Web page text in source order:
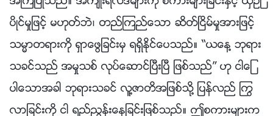
ပိဳင္မႈျဖင့္ မဟုတ္ဘဲ၊ တည္ၾကည္ေသာ ဆိတ္ၿငိမ္မႈအားျဖင့္
သမၼာတရားကို ရွာေဖြျခင္းမွ ရရွိႏိုင္ေပသည္။ “ယေန႔ ဘုရား
သခင္သည္ အမႈသစ္ လုပ္ေဆာင္ၿပီးၿပီ ျဖစ္သည္” ဟု ငါေျ
ပာေသာအခါ ဘုရားသခင္ လူ႔ဇာတိအျဖစ္သို႔ ျပန္လည္ ႂကြ
လာျခင္းကို ငါ ရည္ၫႊန္းေနျခင္းျဖစ္သည္။ ဤစကားမ်ားက